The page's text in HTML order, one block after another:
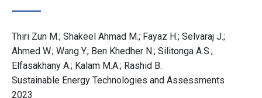
Thiri Zun M.; Shakeel Ahmad M.; Fayaz H.; Selvaraj J.;
Ahmed W.; Wang Y.; Ben Khedher N.; Silitonga A.S.;
Elfasakhany A.; Kalam M.A.; Rashid B.
Sustainable Energy Technologies and Assessments
2023